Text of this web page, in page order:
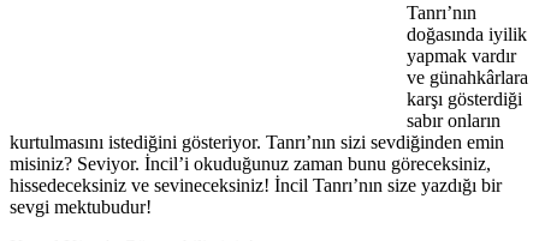
Tanrı’nın
doğasında iyilik
yapmak vardır
ve günahkârlara
karşı gösterdiği
sabır onların
kurtulmasını istediğini gösteriyor. Tanrı’nın sizi sevdiğinden emin
misiniz? Seviyor. İncil’i okuduğunuz zaman bunu göreceksiniz,
hissedeceksiniz ve sevineceksiniz! İncil Tanrı’nın size yazdığı bir
sevgi mektubudur!